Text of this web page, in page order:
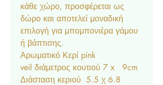
κάθε χώρο, προσφέρεται ως
δώρο και αποτελεί μοναδική
επιλογή για μπομπονιέρα γάμου
ή βάπτισης.
Αρωματικό Κερί pink
veil διάμετρος κουτιού 7 x 9cm
Διάσταση κεριού 5.5 χ 6.8